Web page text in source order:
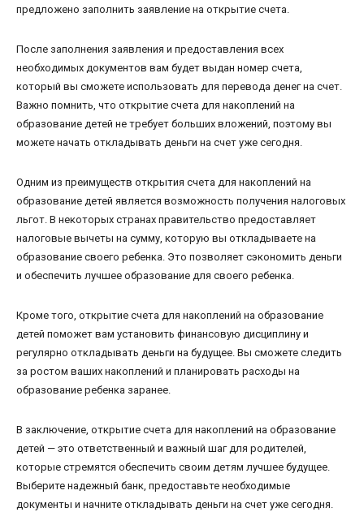
предложено заполнить заявление на открытие счета.
После заполнения заявления и предоставления всех
необходимых документов вам будет выдан номер счета,
который вы сможете использовать для перевода денег на счет.
Важно помнить, что открытие счета для накоплений на
образование детей не требует больших вложений, поэтому вы
можете начать откладывать деньги на счет уже сегодня.
Одним из преимуществ открытия счета для накоплений на
образование детей является возможность получения налоговых
льгот. В некоторых странах правительство предоставляет
налоговые вычеты на сумму, которую вы откладываете на
образование своего ребенка. Это позволяет сэкономить деньги
и обеспечить лучшее образование для своего ребенка.
Кроме того, открытие счета для накоплений на образование
детей поможет вам установить финансовую дисциплину и
регулярно откладывать деньги на будущее. Вы сможете следить
за ростом ваших накоплений и планировать расходы на
образование ребенка заранее.
В заключение, открытие счета для накоплений на образование
детей — это ответственный и важный шаг для родителей,
которые стремятся обеспечить своим детям лучшее будущее.
Выберите надежный банк, предоставьте необходимые
документы и начните откладывать деньги на счет уже сегодня.